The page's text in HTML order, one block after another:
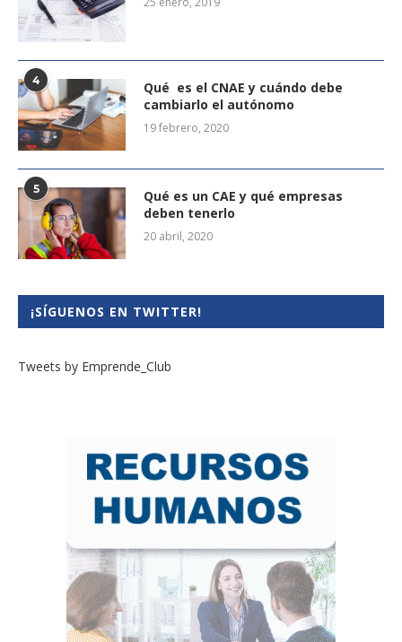
4
Qué es el CNAE y cuándo debe
cambiarlo el autónomo
19 febrero, 2020
5
Qué es un CAE y qué empresas
deben tenerlo
20 abril, 2020
¡SÍGUENOS EN TWITTER!
Tweets by Emprende_Club